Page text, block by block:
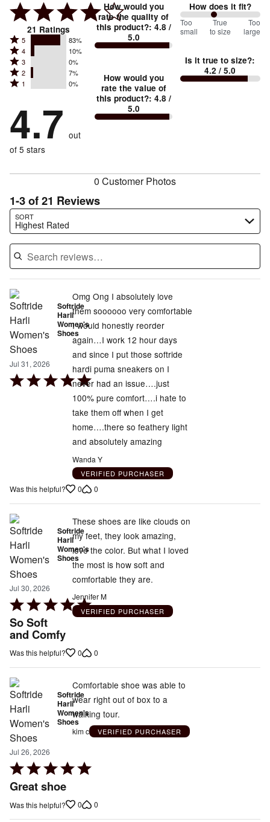
21 Ratings
Rated
5
stars
by
reviewers
5 83%
Rated
4
stars
by
of
reviewers
4 10%
Rated
3
stars
0%
of
reviewers
3 0%
Rated
2
by
7%
reviewers
2 7%
Rated
stars
by
0%
of
1 0%
4.7 out
of 5 stars
How would you
rate the quality of
this product?: 4.8 /
5.0
How would you
rate the value of
this product?: 4.8 /
5.0
How does it fit?
85%
between
small
and
Too
small
True
to size
Too
large
Is it true to size?:
4.2 / 5.0
0 Customer Photos
1-3 of 21 Reviews
SORT
Highest Rated
Search reviews…
Softride
Harli
Women's
Shoes
Jul 31, 2026
Rated
Omg Ong I absolutely love
them soooooo very comfortable
I would honestly reorder
again…I work 12 hour days
and since I put those softride
hardi puma sneakers on I
never had an issue….just
100% pure comfort….i hate to
take them off when I get
home….there so feathery light
and absolutely amazing
Wanda Y
VERIFIED PURCHASER
Was this helpful? 0 0
Softride
Harli
Women's
Shoes
Jul 30, 2026
Rated
5
out
of
So Soft
and Comfy
These shoes are like clouds on
my feet, they look amazing,
love the color. But what I loved
the most is how soft and
comfortable they are.
Jennifer M
VERIFIED PURCHASER
Was this helpful? 0 0
Softride
Harli
Women's
Shoes
Jul 26, 2026
Rated
5
of
Great shoe
Comfortable shoe was able to
wear right out of box to a
walking tour.
kim c VERIFIED PURCHASER
Was this helpful? 0 0